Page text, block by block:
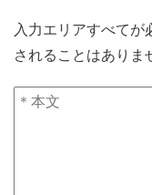
入力エリアすべてが
されることはありま